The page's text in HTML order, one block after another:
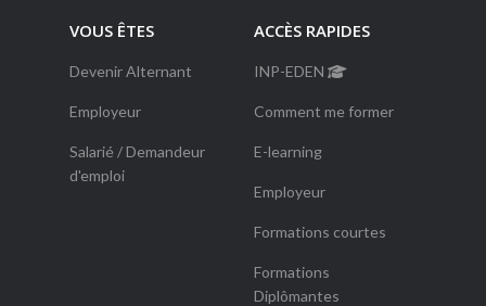
VOUS ÊTES
Devenir Alternant
Employeur
Salarié / Demandeur
d'emploi
ACCÈS RAPIDES
INP-EDEN
Comment me former
E-learning
Employeur
Formations courtes
Formations
Diplômantes